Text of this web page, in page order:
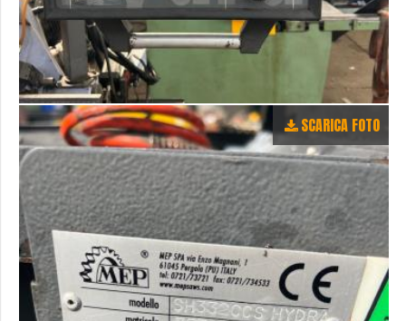
SCARICA FOTO